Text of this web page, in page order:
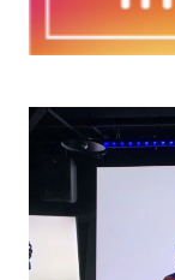
採用情報